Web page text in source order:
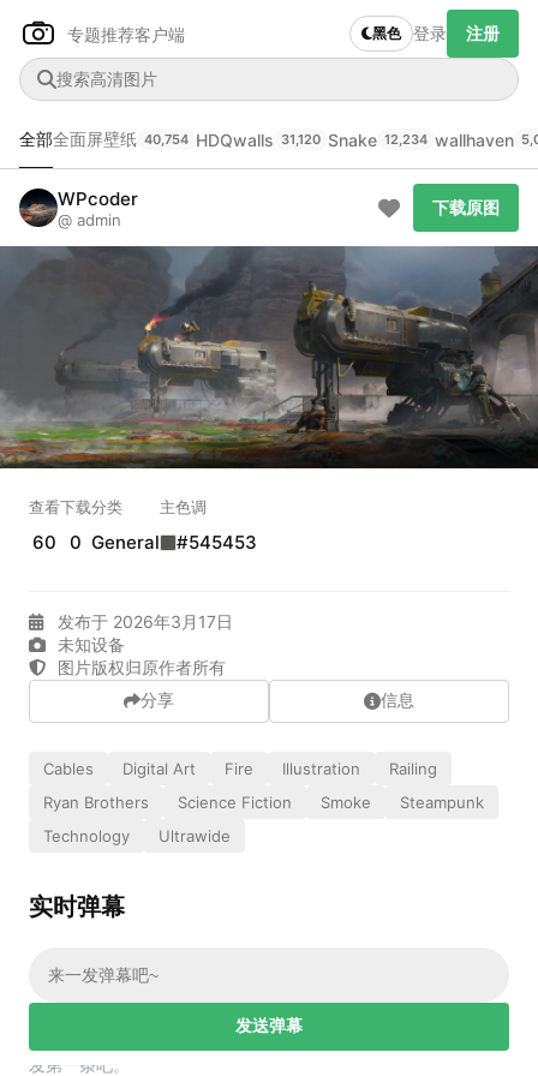
专题推荐客户端 黑色 登录 注册
全部全面屏壁纸 40,754 HDQwalls 31,120 Snake 12,234 wallhaven
WPcoder
@ admin
下载原图
查看
60
下载
0
分类
General
主色调
#545453
发布于 2026年3月17日
未知设备
图片版权归原作者所有
分享 信息
Cables Digital Art Fire Illustration
Railing
Ryan Brothers
Science Fiction Smoke
Steampunk
Technology
Ultrawide
实时弹幕
发送弹幕
，发第一条吧。
@author
下载原图
主色调
--
发布
未知设备
在主题许可下可免费使用
分享 信息
发送弹幕
弹幕会在下方多行滚动展示；匿名发送有数量和频率限制。
99.00